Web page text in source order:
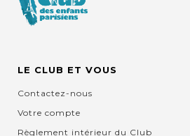
LE CLUB ET VOUS
Contactez-nous
Votre compte
Règlement intérieur du Club